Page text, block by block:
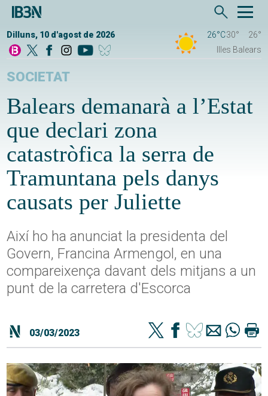
Dilluns, 10 d'agost de 2026 26°C30°
26°
Illes Balears
SOCIETAT
Balears demanarà a l’Estat
que declari zona
catastròfica la serra de
Tramuntana pels danys
causats per Juliette
Així ho ha anunciat la presidenta del
Govern, Francina Armengol, en una
compareixença davant dels mitjans a un
punt de la carretera d'Escorca
03/03/2023